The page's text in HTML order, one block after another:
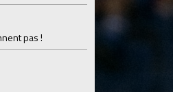
pas ! Mardi 04 Août